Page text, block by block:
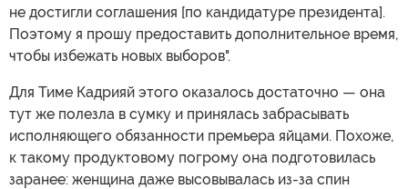
не достигли соглашения [по кандидатуре президента].
Поэтому я прошу предоставить дополнительное время,
чтобы избежать новых выборов".
Для Тиме Кадрияй этого оказалось достаточно — она
тут же полезла в сумку и принялась забрасывать
исполняющего обязанности премьера яйцами. Похоже,
к такому продуктовому погрому она подготовилась
заранее: женщина даже высовывалась из-за спин